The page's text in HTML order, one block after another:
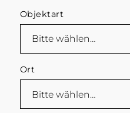
Objektart
Ort